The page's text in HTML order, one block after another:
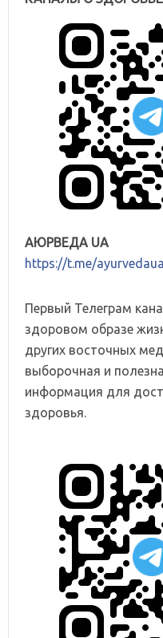
АЮРВЕДА UA
https://t.me/ayurvedaua
Первый Телеграм
здоровом образе
других восточных
выборочная и
информация для
здоровья.